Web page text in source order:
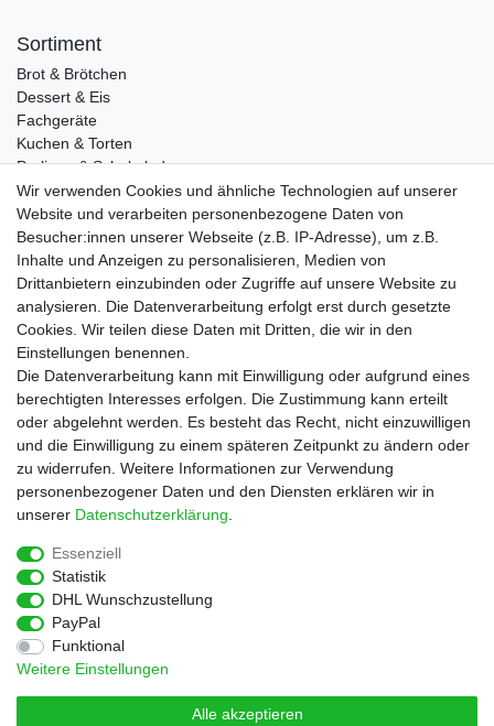
Sortiment
Brot & Brötchen
Dessert & Eis
Fachgeräte
Kuchen & Torten
Pralinen & Schokolade
Lebensmittel
Gutscheine
Informationen
Zahlungsarten
Versandkosten
Service
Rezepte
Newsletter
Blog
Choco Patiss
|
Wir verwenden Cookies und ähnliche Technologien auf unserer
Website und verarbeiten personenbezogene Daten von
Besucher:innen unserer Webseite (z.B. IP-Adresse), um z.B.
Inhalte und Anzeigen zu personalisieren, Medien von
Drittanbietern einzubinden oder Zugriffe auf unsere Website zu
analysieren. Die Datenverarbeitung erfolgt erst durch gesetzte
Cookies. Wir teilen diese Daten mit Dritten, die wir in den
Einstellungen benennen.
Die Datenverarbeitung kann mit Einwilligung oder aufgrund eines
berechtigten Interesses erfolgen. Die Zustimmung kann erteilt
oder abgelehnt werden. Es besteht das Recht, nicht einzuwilligen
und die Einwilligung zu einem späteren Zeitpunkt zu ändern oder
zu widerrufen. Weitere Informationen zur Verwendung
personenbezogener Daten und den Diensten erklären wir in
unserer Daten­schutz­erklärung
Essenziell
Statistik
DHL Wunschzustellung
PayPal
Funktional
Weitere Einstellungen
Alle akzeptieren